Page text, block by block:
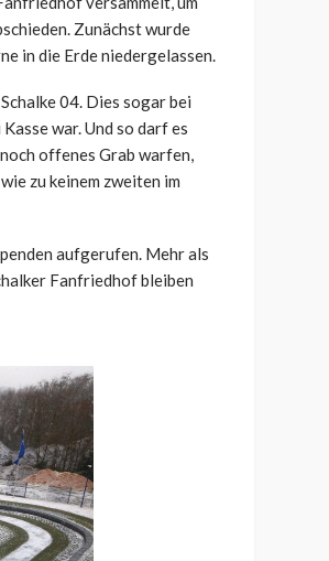
Zunächst wurde
in die Erde niedergelassen.
04. Dies sogar bei
war. Und so darf es
offenes Grab warfen,
zu keinem zweiten im
aufgerufen. Mehr als
Fanfriedhof bleiben